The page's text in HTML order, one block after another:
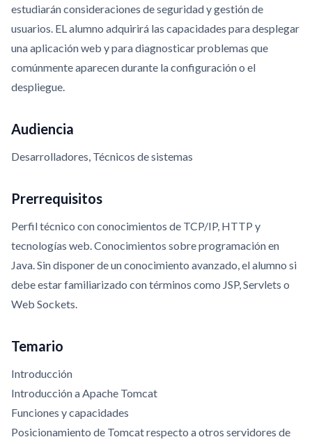
estudiarán consideraciones de seguridad y gestión de
usuarios. EL alumno adquirirá las capacidades para desplegar
una aplicación web y para diagnosticar problemas que
comúnmente aparecen durante la configuración o el
despliegue.
Audiencia
Desarrolladores, Técnicos de sistemas
Prerrequisitos
Perfil técnico con conocimientos de TCP/IP, HTTP y
tecnologías web. Conocimientos sobre programación en
Java. Sin disponer de un conocimiento avanzado, el alumno si
debe estar familiarizado con términos como JSP, Servlets o
Web Sockets.
Temario
Introducción
Introducción a Apache Tomcat
Funciones y capacidades
Posicionamiento de Tomcat respecto a otros servidores de